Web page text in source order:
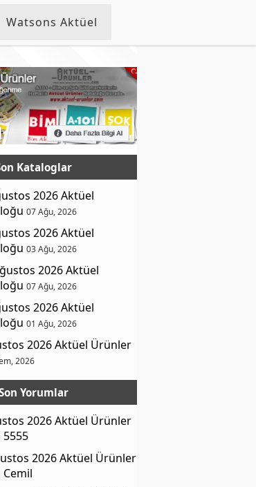
Watsons Aktüel
Kataloglar
2026 Aktüel
07 Ağu, 2026
2026 Aktüel
03 Ağu, 2026
2026 Aktüel
07 Ağu, 2026
2026 Aktüel
01 Ağu, 2026
2026 Aktüel Ürünler
2026
Yorumlar
2026 Aktüel Ürünler
5555
2026 Aktüel Ürünler
Cemil